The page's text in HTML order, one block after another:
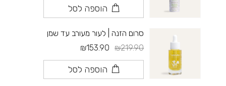
הוספה לסל
סרום הזנה | לעור מעורב עד שמן
₪219.90
₪153.90
הוספה לסל